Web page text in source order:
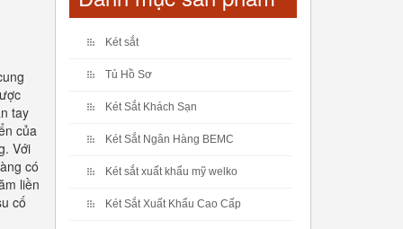
tay
của
Với
có
liền
cố
Két sắt
Tủ Hồ Sơ
Két Sắt Khách Sạn
Két Sắt Ngân Hàng BEMC
Két sắt xuất khẩu mỹ welko
Két Sắt Xuất Khẩu Cao Cấp